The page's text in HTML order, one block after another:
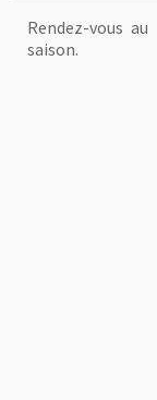
Rendez-vous
saison.